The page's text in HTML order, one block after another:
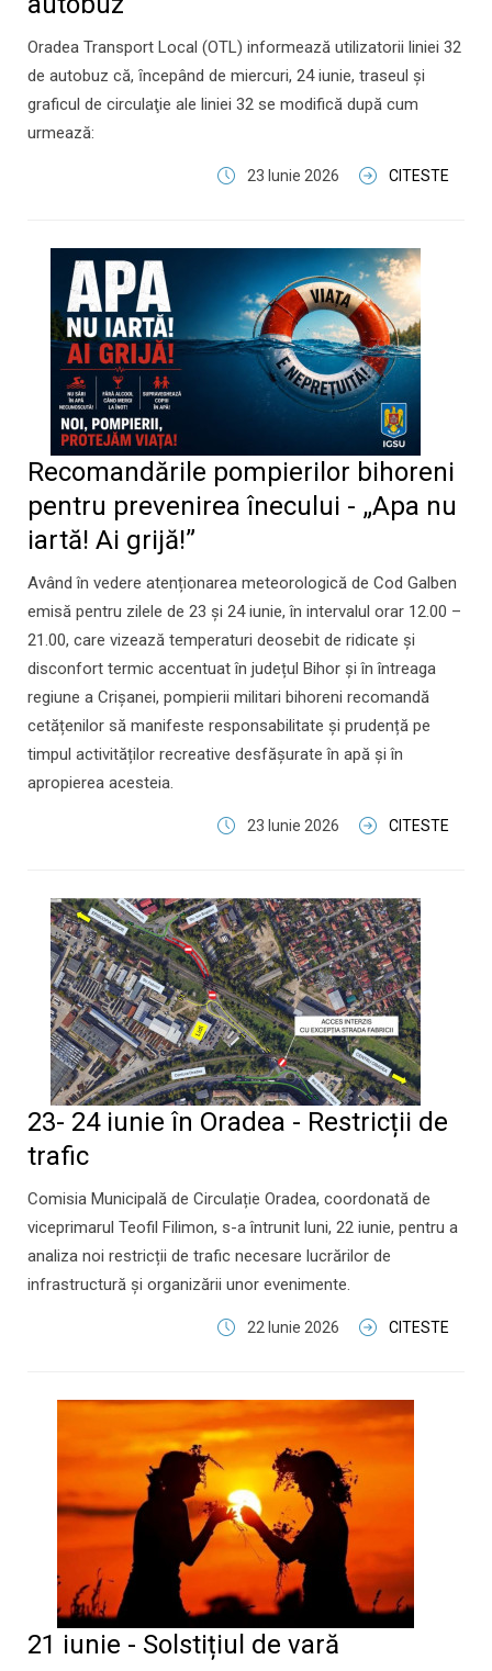
Oradea Transport Local (OTL) informează utilizatorii liniei 32
de autobuz că, ȋncepând de miercuri, 24 iunie, traseul şi
graficul de circulaţie ale liniei 32 se modifică după cum
urmează:
23 Iunie 2026 CITESTE
Recomandările pompierilor bihoreni
pentru prevenirea înecului - „Apa nu
iartă! Ai grijă!”
Având în vedere atenționarea meteorologică de Cod Galben
emisă pentru zilele de 23 și 24 iunie, în intervalul orar 12.00 –
21.00, care vizează temperaturi deosebit de ridicate și
disconfort termic accentuat în județul Bihor și în întreaga
regiune a Crișanei, pompierii militari bihoreni recomandă
cetățenilor să manifeste responsabilitate și prudență pe
timpul activităților recreative desfășurate în apă și în
apropierea acesteia.
23 Iunie 2026 CITESTE
23- 24 iunie în Oradea - Restricții de
trafic
Comisia Municipală de Circulație Oradea, coordonată de
viceprimarul Teofil Filimon, s-a întrunit luni, 22 iunie, pentru a
analiza noi restricții de trafic necesare lucrărilor de
infrastructură și organizării unor evenimente.
22 Iunie 2026 CITESTE
21 iunie - Solstițiul de vară